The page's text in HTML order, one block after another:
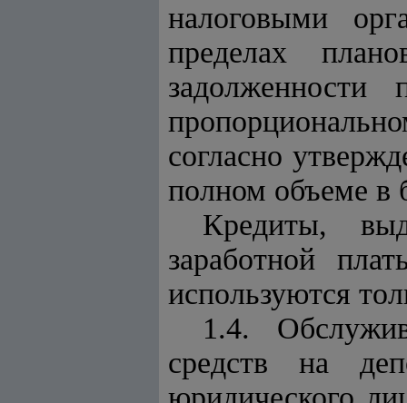
налоговыми
пределах
задолженности
согласно
полном объеме в
Кредиты,
заработной
используются
1.4.
средств на